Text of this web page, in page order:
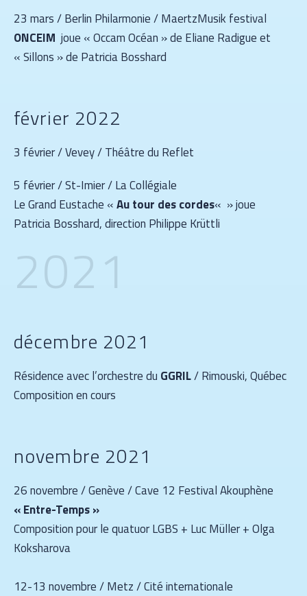
23 mars / Berlin Philarmonie / MaertzMusik festival
ONCEIM joue « Occam Océan » de Eliane Radigue et
« Sillons » de Patricia Bosshard
février 2022
3 février / Vevey / Théâtre du Reflet
5 février / St-Imier / La Collégiale
Le Grand Eustache «Au tour des cordes« » joue
Patricia Bosshard, direction Philippe Krüttli
2021
décembre 2021
Résidence avec l’orchestre du GGRIL/ Rimouski, Québec
Composition en cours
novembre 2021
26 novembre / Genève / Cave 12 Festival Akouphène
« Entre-Temps »
Composition pour le quatuor LGBS + Luc Müller + Olga
Koksharova
12-13 novembre / Metz / Cité internationale